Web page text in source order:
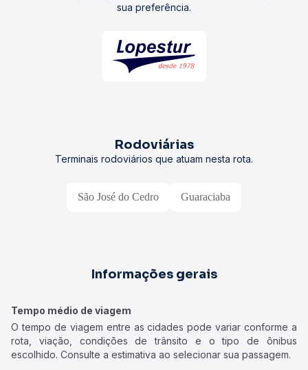
sua preferência.
Rodoviárias
Terminais rodoviários que atuam nesta rota.
São José do Cedro Guaraciaba
Informações gerais
Tempo médio de viagem
O tempo de viagem entre as cidades pode variar conforme a
rota, viação, condições de trânsito e o tipo de ônibus
escolhido. Consulte a estimativa ao selecionar sua passagem.